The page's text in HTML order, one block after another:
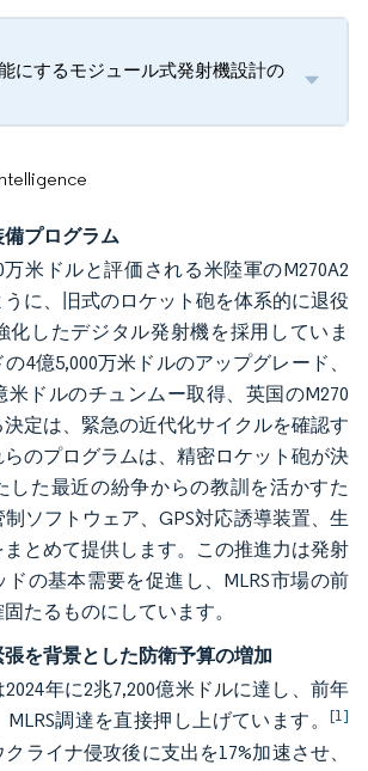
にするモジュール式発射機設計の
プログラム
米ドルと評価される米陸軍のM270A2
に、旧式のロケット砲を体系的に退役
化したデジタル発射機を採用していま
4億5,000万米ドルのアップグレード、
米ドルのチュンムー取得、英国のM270
定は、緊急の近代化サイクルを確認す
のプログラムは、精密ロケット砲が決
した最近の紛争からの教訓を活かすた
ソフトウェア、GPS対応誘導装置、生
とめて提供します。この推進力は発射
の基本需要を促進し、MLRS市場の前
たるものにしています。
を背景とした防衛予算の増加
年に2兆7,200億米ドルに達し、前年
MLRS調達を直接押し上げています。 [1]
ライナ侵攻後に支出を17%加速させ、